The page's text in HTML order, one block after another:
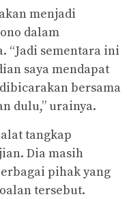
menjadi
dalam
“Jadi sementara ini
saya mendapat
bersama
dulu,” urainya.
tangkap
Dia masih
pihak yang
tersebut.